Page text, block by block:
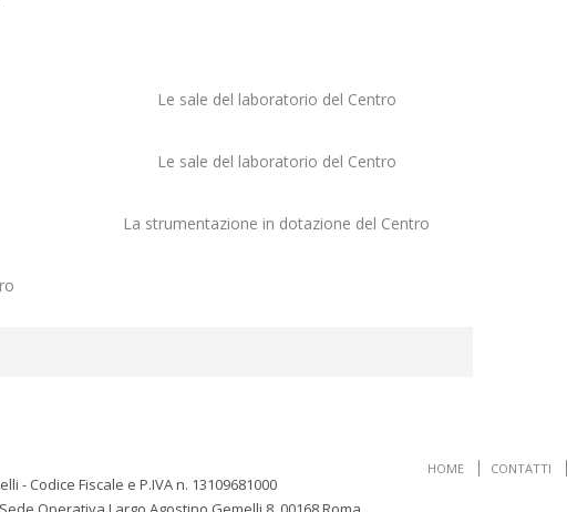
Le sale del laboratorio del Centro
Le sale del laboratorio del Centro
La strumentazione in dotazione del Centro
- Codice Fiscale e P.IVA n. 13109681000
HOME CONTATTI